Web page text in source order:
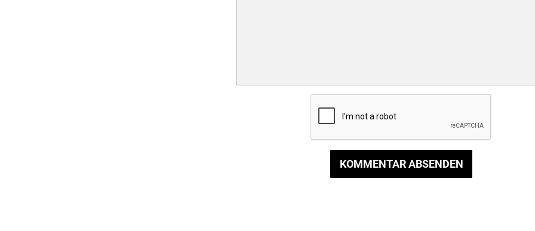
KOMMENTAR ABSENDEN